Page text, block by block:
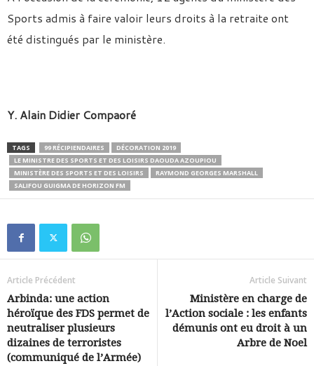
Sports admis à faire valoir leurs droits à la retraite ont
été distingués par le ministère.
Y. Alain Didier Compaoré
TAGS 99 RÉCIPIENDAIRES
DÉCORATION 2019
LE MINISTRE DES SPORTS ET DES LOISIRS DAOUDA AZOUPIOU
MINISTÈRE DES SPORTS ET DES LOISIRS
RAYMOND GEORGES MARSHALL
SALIFOU GUIGMA DE HORIZON FM
Article Précédent
Arbinda: une action
héroïque des FDS permet de
neutraliser plusieurs
dizaines de terroristes
(communiqué de l’Armée)
Article Suivant
Ministère en charge de
l’Action sociale : les enfants
démunis ont eu droit à un
Arbre de Noel